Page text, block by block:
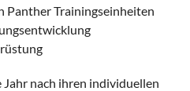
Panther Trainingseinheiten
Jahr nach ihren individuellen